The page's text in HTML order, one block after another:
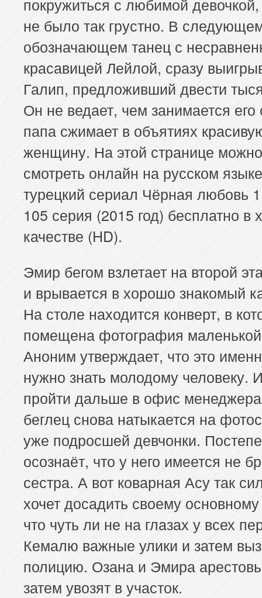
не было так грустно. В
обозначающем танец с
красавицей Лейлой, сразу
Галип, предложивший двести
Он не ведает, чем занимается
папа сжимает в объятиях
женщину. На этой странице можно
смотреть онлайн на русском языке
турецкий сериал Чёрная любовь
105 серия (2015 год) бесплатно в
качестве (HD).
Эмир бегом взлетает на второй
и врывается в хорошо знакомый
На столе находится конверт, в
помещена фотография
Аноним утверждает, что это
нужно знать молодому человеку.
пройти дальше в офис
беглец снова натыкается на
уже подросшей девчонки.
осознаёт, что у него имеется не
сестра. А вот коварная Асу так
хочет досадить своему основному
что чуть ли не на глазах у всех
Кемалю важные улики и затем
полицию. Озана и Эмира
затем увозят в участок.